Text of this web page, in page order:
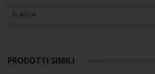
Scarica
PRODOTTI SIMILI